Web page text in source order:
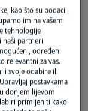
otvorila je
kao što su podaci
im na vašem
tehnologije
naši partneri
određeni
relevantni za vas.
svoje odabire ili
postavkama
donjem lijevom
primijeniti kako